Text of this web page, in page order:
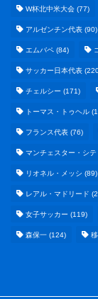
W杯北中米大会 (77)
アルゼンチン代表 (90)
エムバペ (84)
サッカー日本代表
チェルシー (171)
トーマス・トゥヘル
フランス代表 (76)
マンチェスター・シテ
リオネル・メッシ (89)
レアル・マドリード
女子サッカー (119)
森保一 (124)